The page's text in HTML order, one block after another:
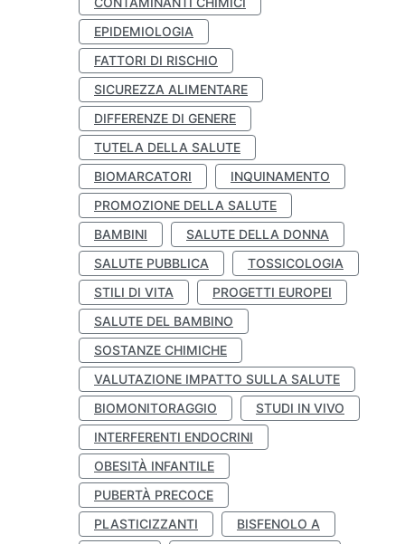
EPIDEMIOLOGIA
FATTORI DI RISCHIO
SICUREZZA ALIMENTARE
DIFFERENZE DI GENERE
TUTELA DELLA SALUTE
BIOMARCATORI
INQUINAMENTO
PROMOZIONE DELLA SALUTE
BAMBINI
SALUTE DELLA DONNA
SALUTE PUBBLICA
TOSSICOLOGIA
STILI DI VITA
PROGETTI EUROPEI
SALUTE DEL BAMBINO
SOSTANZE CHIMICHE
VALUTAZIONE IMPATTO SULLA SALUTE
BIOMONITORAGGIO
STUDI IN VIVO
INTERFERENTI ENDOCRINI
OBESITÀ INFANTILE
PUBERTÀ PRECOCE
PLASTICIZZANTI
BISFENOLO A